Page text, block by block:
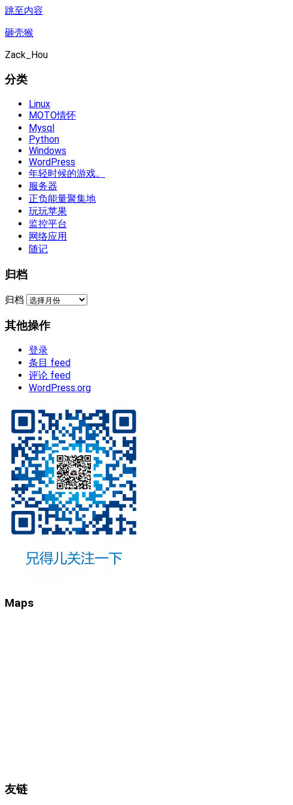
跳至内容
砸壳猴
Zack_Hou
分类
Linux
MOTO情怀
Mysql
Python
Windows
WordPress
年轻时候的游戏。
服务器
正负能量聚集地
玩玩苹果
监控平台
网络应用
随记
归档
归档
其他操作
登录
条目 feed
评论 feed
WordPress.org
Maps
友链